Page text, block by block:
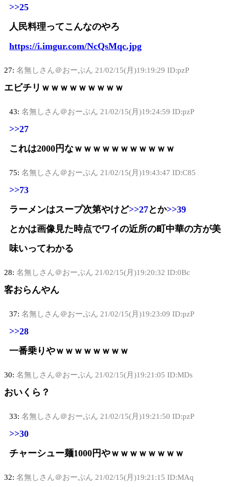
>>25
人民料理ってこんなのやろ
https://i.imgur.com/NcQsMqc.jpg
27: 名無しさん＠おーぷん 21/02/15(月)19:19:29 ID:pzP
エビチリｗｗｗｗｗｗｗｗｗ
43: 名無しさん＠おーぷん 21/02/15(月)19:24:59 ID:pzP
>>27
これは2000円なｗｗｗｗｗｗｗｗｗｗｗ
75: 名無しさん＠おーぷん 21/02/15(月)19:43:47 ID:C85
>>73
ラーメンはスープ次第やけど>>27とか>>39
とかは画像見た時点でワイの近所の町中華の方が美
味いってわかる
28: 名無しさん＠おーぷん 21/02/15(月)19:20:32 ID:0Bc
客おらんやん
37: 名無しさん＠おーぷん 21/02/15(月)19:23:09 ID:pzP
>>28
一番乗りやｗｗｗｗｗｗｗｗ
30: 名無しさん＠おーぷん 21/02/15(月)19:21:05 ID:MDs
おいくら？
33: 名無しさん＠おーぷん 21/02/15(月)19:21:50 ID:pzP
>>30
チャーシュー麺1000円やｗｗｗｗｗｗｗｗ
32: 名無しさん＠おーぷん 21/02/15(月)19:21:15 ID:MAq